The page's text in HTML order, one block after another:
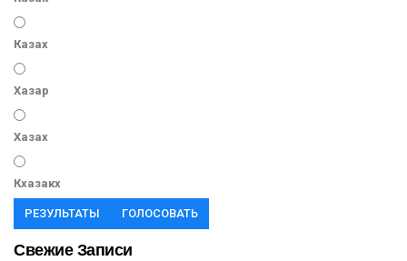
Казах
Хазар
Хазах
Кхазакх
РЕЗУЛЬТАТЫ ГОЛОСОВАТЬ
Свежие Записи